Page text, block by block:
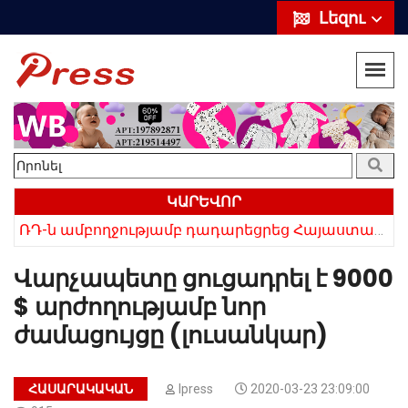
Լեզու
ԿԱՐԵՎՈՐ
Վարչապետը ցուցադրել է 9000
$ արժողությամբ նոր
ժամացույցը (լուսանկար)
ՀԱՍԱՐԱԿԱԿԱՆ Ipress
2020-03-23 23:09:00